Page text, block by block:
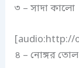
৩ – সাদা কালো
[audio:http://
৪ – নোঙ্গর তোল